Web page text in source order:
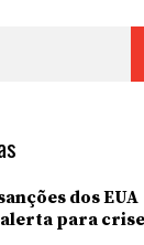
dos EUA
para crise